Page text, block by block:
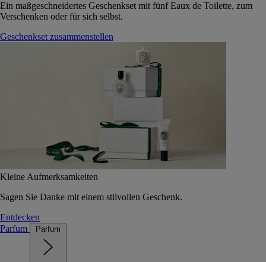
Ein maßgeschneidertes Geschenkset mit fünf Eaux de Toilette, zum
Verschenken oder für sich selbst.
Geschenkset zusammenstellen
Kleine Aufmerksamkeiten
Sagen Sie Danke mit einem stilvollen Geschenk.
Entdecken
Parfum
Parfum